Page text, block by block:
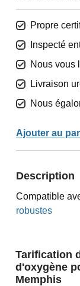
Propre
Inspecté
Nous vous
Livraison
Nous
Ajouter au
Description
Compatible
robustes
Tarification
d'oxygène
Memphis